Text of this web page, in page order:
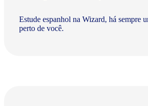
Estude espanhol na Wizard, há sempre
perto de você.